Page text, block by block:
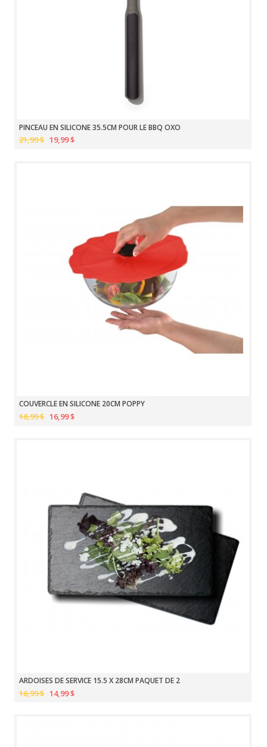
PINCEAU EN SILICONE 35.5CM POUR LE BBQ OXO
21,99 $ 19,99 $
COUVERCLE EN SILICONE 20CM POPPY
18,99 $ 16,99 $
ARDOISES DE SERVICE 15.5 X 28CM PAQUET DE 2
16,99 $ 14,99 $